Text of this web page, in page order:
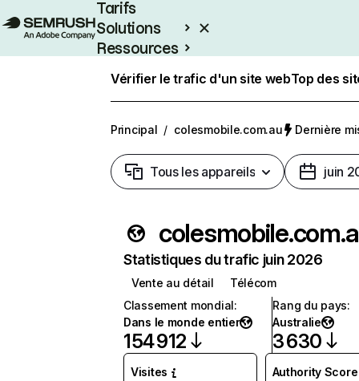
Tarifs
Solutions
Ressources
Vérifier le trafic d'un site webTop des
Principal / colesmobile.com.au Dernière
Tous les appareils juin
Statistiques du trafic juin 2026
Vente au détail
Télécom
Classement mondial:
Dans le monde entier
154 912
Rang du pays:
Australie
3 630
Visites Authority Score